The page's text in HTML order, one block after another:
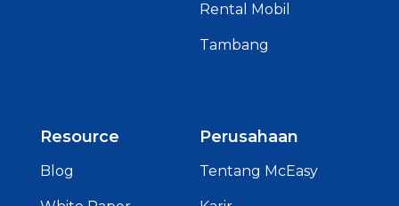
Rental Mobil
Tambang
Resource
Blog
Perusahaan
Tentang McEasy